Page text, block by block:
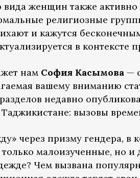
женщин также
религиозные
и кажутся
в контексте
нам София Касымова —
вашему вниманию
недавно
вызовы
через призму гендера, в
малоизученные, но и
Чем вызвана